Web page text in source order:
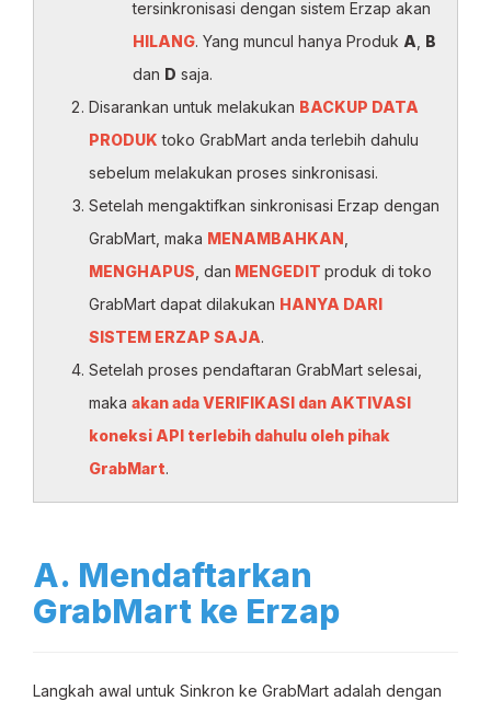
tersinkronisasi dengan sistem Erzap akan
HILANG. Yang muncul hanya Produk A B
dan D saja.
Disarankan untuk melakukan BACKUP DATA
PRODUK toko GrabMart anda terlebih dahulu
sebelum melakukan proses sinkronisasi.
Setelah mengaktifkan sinkronisasi Erzap dengan
GrabMart, maka MENAMBAHKAN
MENGHAPUS , dan MENGEDIT produk di toko
GrabMart dapat dilakukan HANYA DARI
SISTEM ERZAP SAJA.
Setelah proses pendaftaran GrabMart selesai,
maka akan ada VERIFIKASI dan AKTIVASI
koneksi API terlebih dahulu oleh pihak
GrabMart.
A. Mendaftarkan
GrabMart ke Erzap
Langkah awal untuk Sinkron ke GrabMart adalah dengan